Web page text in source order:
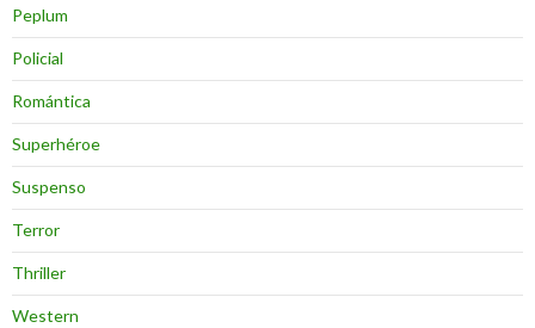
Peplum
Policial
Romántica
Superhéroe
Suspenso
Terror
Thriller
Western